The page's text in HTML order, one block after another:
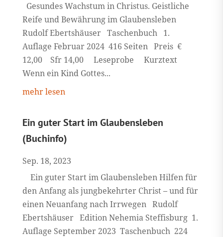
Gesundes Wachstum in Christus. Geistliche
Reife und Bewährung im Glaubensleben
Rudolf Ebertshäuser Taschenbuch 1.
Auflage Februar 2024 416 Seiten Preis €
12,00 Sfr 14,00 Leseprobe Kurztext
Wenn ein Kind Gottes...
mehr lesen
Ein guter Start im Glaubensleben
(Buchinfo)
Sep. 18, 2023
Ein guter Start im Glaubensleben Hilfen für
den Anfang als jungbekehrter Christ – und für
einen Neuanfang nach Irrwegen Rudolf
Ebertshäuser Edition Nehemia Steffisburg 1.
Auflage September 2023 Taschenbuch 224